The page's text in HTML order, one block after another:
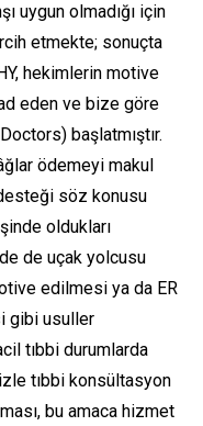
uygun olmadığı için
etmekte; sonuçta
hekimlerin motive
eden ve bize göre
başlatmıştır.
ödemeyi makul
söz konusu
oldukları
de uçak yolcusu
edilmesi ya da ER
gibi usuller
tıbbi durumlarda
tıbbi konsültasyon
bu amaca hizmet